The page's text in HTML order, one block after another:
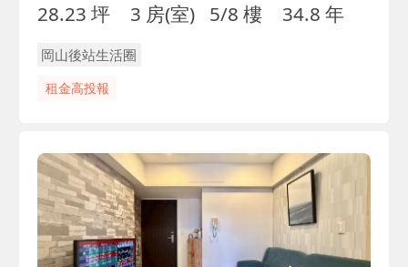
28.23 坪
3 房(室) 5/8 樓 34.8 年
岡山後站生活圈
租金高投報